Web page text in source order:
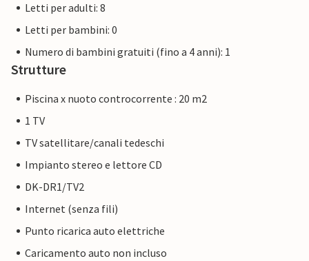
Letti per adulti: 8
Letti per bambini: 0
Numero di bambini gratuiti (fino a 4 anni): 1
Strutture
Piscina x nuoto controcorrente : 20 m2
1 TV
TV satellitare/canali tedeschi
Impianto stereo e lettore CD
DK-DR1/TV2
Internet (senza fili)
Punto ricarica auto elettriche
Caricamento auto non incluso